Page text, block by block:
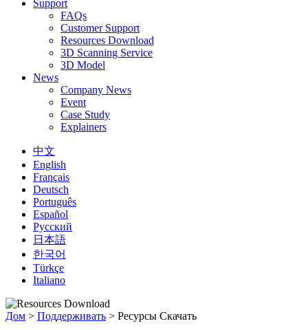
Support
FAQs
Customer Support
Resources Download
3D Scanning Service
3D Model
News
Company News
Event
Case Study
Explainers
中文
English
Français
Deutsch
Português
Español
Русский
日本語
한국어
Türkçe
Italiano
Дом > Поддерживать > Ресурсы Скачать